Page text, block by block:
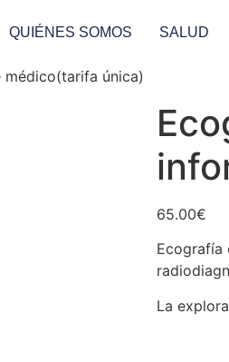
QUIÉNES SOMOS SALUD
única)
65.00€
Ecografía
La